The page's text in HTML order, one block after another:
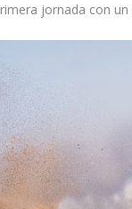
jornada con